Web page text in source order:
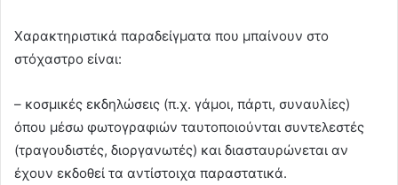
Χαρακτηριστικά παραδείγματα που μπαίνουν στο
στόχαστρο είναι:
– κοσμικές εκδηλώσεις (π.χ. γάμοι, πάρτι, συναυλίες)
όπου μέσω φωτογραφιών ταυτοποιούνται συντελεστές
(τραγουδιστές, διοργανωτές) και διασταυρώνεται αν
έχουν εκδοθεί τα αντίστοιχα παραστατικά.